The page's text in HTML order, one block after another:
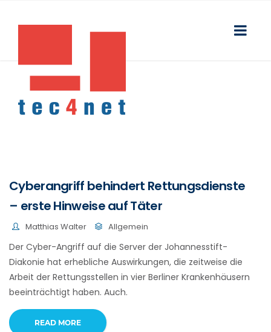
Cyberangriff behindert Rettungsdienste
– erste Hinweise auf Täter
Matthias Walter Allgemein
Der Cyber-Angriff auf die Server der Johannesstift-
Diakonie hat erhebliche Auswirkungen, die zeitweise die
Arbeit der Rettungsstellen in vier Berliner Krankenhäusern
beeinträchtigt haben. Auch.
READ MORE